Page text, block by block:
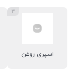
اسپری روغن
3